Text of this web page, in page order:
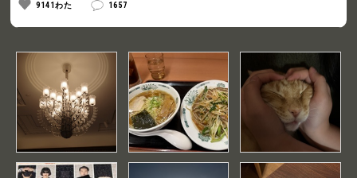
9141わた 1657